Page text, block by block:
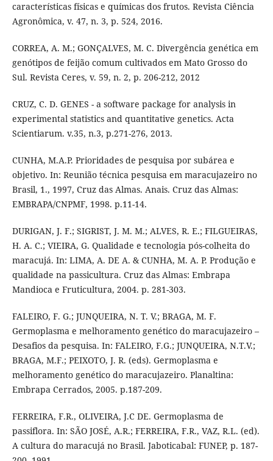
características físicas e químicas dos frutos. Revista Ciência
Agronômica, v. 47, n. 3, p. 524, 2016.
CORREA, A. M.; GONÇALVES, M. C. Divergência genética em
genótipos de feijão comum cultivados em Mato Grosso do
Sul. Revista Ceres, v. 59, n. 2, p. 206-212, 2012
CRUZ, C. D. GENES - a software package for analysis in
experimental statistics and quantitative genetics. Acta
Scientiarum. v.35, n.3, p.271-276, 2013.
CUNHA, M.A.P. Prioridades de pesquisa por subárea e
objetivo. In: Reunião técnica pesquisa em maracujazeiro no
Brasil, 1., 1997, Cruz das Almas. Anais. Cruz das Almas:
EMBRAPA/CNPMF, 1998. p.11-14.
DURIGAN, J. F.; SIGRIST, J. M. M.; ALVES, R. E.; FILGUEIRAS,
H. A. C.; VIEIRA, G. Qualidade e tecnologia pós-colheita do
maracujá. In: LIMA, A. DE A. & CUNHA, M. A. P. Produção e
qualidade na passicultura. Cruz das Almas: Embrapa
Mandioca e Fruticultura, 2004. p. 281-303.
FALEIRO, F. G.; JUNQUEIRA, N. T. V.; BRAGA, M. F.
Germoplasma e melhoramento genético do maracujazeiro –
Desafios da pesquisa. In: FALEIRO, F.G.; JUNQUEIRA, N.T.V.;
BRAGA, M.F.; PEIXOTO, J. R. (eds). Germoplasma e
melhoramento genético do maracujazeiro. Planaltina:
Embrapa Cerrados, 2005. p.187-209.
FERREIRA, F.R., OLIVEIRA, J.C DE. Germoplasma de
passiflora. In: SÃO JOSÉ, A.R.; FERREIRA, F.R., VAZ, R.L. (ed).
A cultura do maracujá no Brasil. Jaboticabal: FUNEP, p. 187-